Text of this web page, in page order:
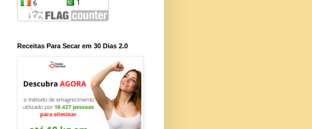
Receitas Para Secar em 30 Dias 2.0